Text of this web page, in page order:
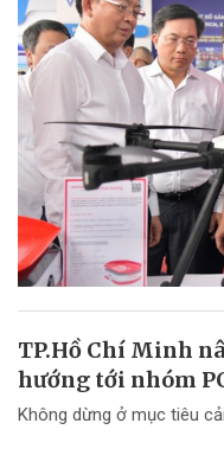
TP.Hồ Chí Minh
hướng tới nhóm
Không dừng ở mục tiêu